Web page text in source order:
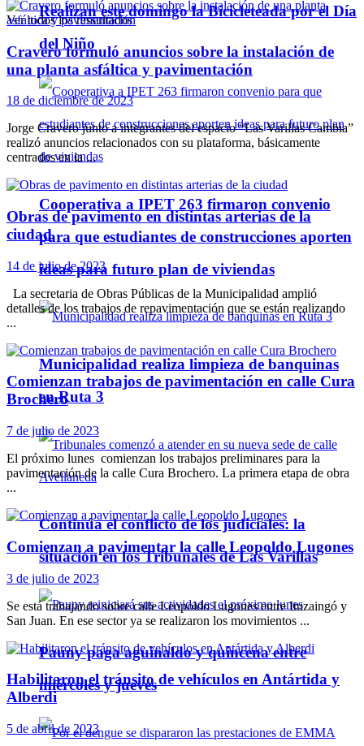
Realizan este domingo la Bicicleteada por el Día
del Niño
Cooperativa a IPET 263 firmaron convenio
para que estudiantes de construcciones aporten
ideas para futuro plan de viviendas
Municipalidad realiza limpieza de banquinas
en Ruta 3
Continúa el conflicto de los judiciales: la
situación en los Tribunales de Las Varillas
Pauny paga aguinaldo y quincena entre
miércoles y jueves
Ver todos los ressultados
Cravero formuló anuncios sobre la instalación de
una planta asfáltica y pavimentación
18 de diciembre de 2023
Jorge Cravero junto a integrantes del espacio “Las Varillas Cambia”
realizó anuncios relacionados con su plataforma, básicamente
centrados en la ...
Obras de pavimento en distintas arterias de la
ciudad
14 de julio de 2023
La secretaria de Obras Públicas de la Municipalidad amplió
detalles de los trabajos de repavimentación que se están realizando
...
Comienzan trabajos de pavimentación en calle Cura
Brochero
7 de julio de 2023
El próximo lunes comienzan los trabajos preliminares para la
pavimentación de la calle Cura Brochero. La primera etapa de obra
...
Comienzan a pavimentar la calle Leopoldo Lugones
3 de julio de 2023
Se está trabajando sobre calle Leopoldo Lugones entre Ituzaingó y
San Juan. En ese sector ya se realizaron los movimientos ...
Habilitaron el tránsito de vehículos en Antártida y
Alberdi
5 de abril de 2023